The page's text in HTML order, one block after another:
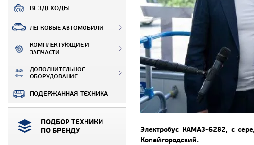
ВЕЗДЕХОДЫ
ЛЕГКОВЫЕ АВТОМОБИЛИ
КОМПЛЕКТУЮЩИЕ И
ЗАПЧАСТИ
ДОПОЛНИТЕЛЬНОЕ
ОБОРУДОВАНИЕ
ПОДЕРЖАННАЯ ТЕХНИКА
ПОДБОР ТЕХНИКИ
ПО БРЕНДУ
Электробус КАМАЗ-6282, с
Копайгородский.